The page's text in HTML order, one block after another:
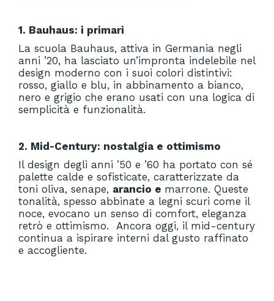
1. Bauhaus: i primari
La scuola Bauhaus, attiva in Germania negli
anni ’20, ha lasciato un’impronta indelebile nel
design moderno con i suoi colori distintivi:
rosso, giallo e blu, in abbinamento a bianco,
nero e grigio che erano usati con una logica di
semplicità e funzionalità.
2. Mid-Century: nostalgia e ottimismo
Il design degli anni ’50 e ’60 ha portato con sé
palette calde e sofisticate, caratterizzate da
toni oliva, senape, arancio e marrone. Queste
tonalità, spesso abbinate a legni scuri come il
noce, evocano un senso di comfort, eleganza
retrò e ottimismo. Ancora oggi, il mid-century
continua a ispirare interni dal gusto raffinato
e accogliente.